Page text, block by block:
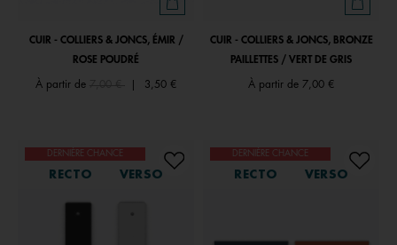
CUIR - COLLIERS & JONCS, ÉMIR /
ROSE POUDRÉ
À partir de Price reduced from
3,50 €
CUIR - COLLIERS & JONCS, BRONZE
PAILLETTES / VERT DE GRIS
À partir de 7,00 €
DERNIÈRE CHANCE
RECTO VERSO
DERNIÈRE CHANCE
RECTO VERSO